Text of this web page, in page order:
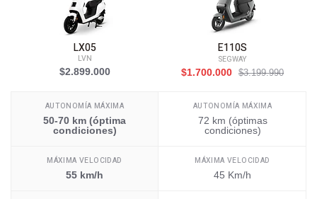
LX05
LVN
$2.899.000
AUTONOMÍA MÁXIMA
50-70 km (óptima
condiciones)
MÁXIMA VELOCIDAD
55 km/h
E110S
SEGWAY
$1.700.000
$3.199.990
AUTONOMÍA MÁXIMA
72 km (óptimas
condiciones)
MÁXIMA VELOCIDAD
45 Km/h